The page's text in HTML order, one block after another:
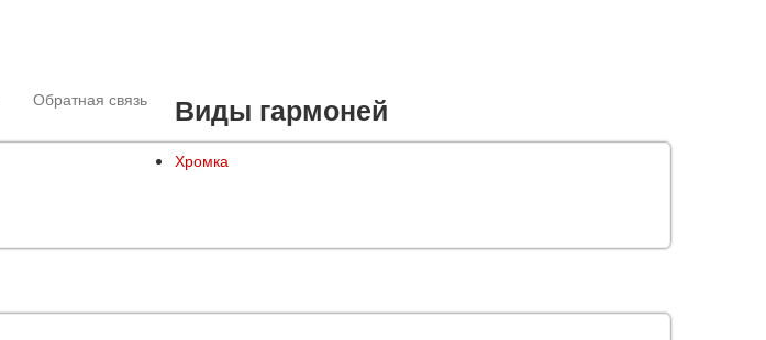
Обратная связь Виды гармоней
Хромка